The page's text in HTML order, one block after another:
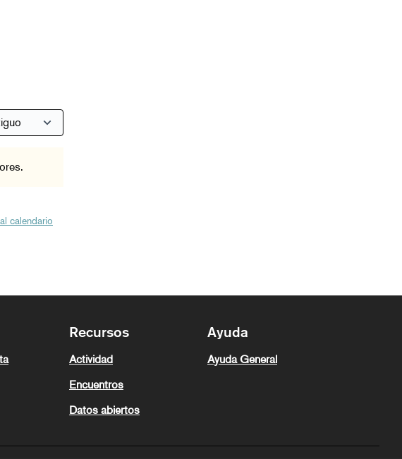
al calendario
Recursos
Actividad
Encuentros
Datos abiertos
Ayuda
Ayuda General